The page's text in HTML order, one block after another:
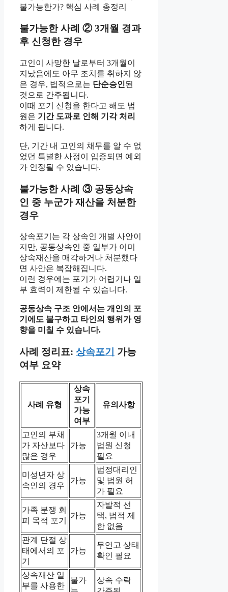
불가능한 사례 ② 3개월 경과
후 신청한 경우
고인이 사망한 날로부터 3개월이
지났음에도 아무 조치를 취하지 않
은 경우, 법적으로는 단순승인된
것으로 간주됩니다.
이때 포기 신청을 한다고 해도 법
원은 기간 도과로 인해 기각 처리
하게 됩니다.
단, 기간 내 고인의 채무를 알 수 없
었던 특별한 사정이 입증되면 예외
가 인정될 수 있습니다.
불가능한 사례 ③ 공동상속
인 중 누군가 재산을 처분한
경우
상속포기는 각 상속인 개별 사안이
지만, 공동상속인 중 일부가 이미
상속재산을 매각하거나 처분했다
면 사안은 복잡해집니다.
이런 경우에는 포기가 어렵거나 일
부 효력이 제한될 수 있습니다.
공동상속 구조 안에서는 개인의 포
기에도 불구하고 타인의 행위가 영
향을 미칠 수 있습니다.
사례 정리표: 상속포기
가능
여부 요약
사례 유형
상속
포기
가능
여부
유의사항
고인의 부채
가 자산보다
많은 경우
가능
3개월 이내
법원 신청
필요
미성년자 상
속인의 경우
가능
법정대리인
및 법원 허
가 필요
가족 분쟁 회
피 목적 포기
가능
자발적 선
택, 법적 제
한 없음
관계 단절 상
태에서의 포
기
가능
무연고 상태
확인 필요
상속재산 일
부를 사용한
불가
상속 수락